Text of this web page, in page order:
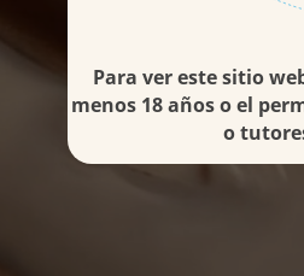
Para ver este sitio
menos 18 años o el
o